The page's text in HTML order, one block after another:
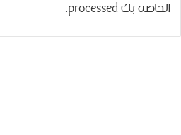
الخاصة بك processed
.